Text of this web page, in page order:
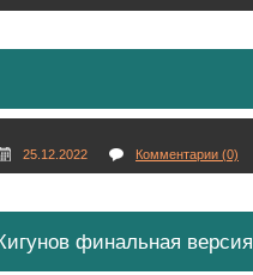
25.12.2022 Комментарии (0)
финальная версия